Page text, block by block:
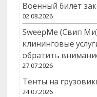
Военный билет
02.08.2026
SweepMe (Свип
клининговые
обратить
27.07.2026
Тенты на
24.07.2026